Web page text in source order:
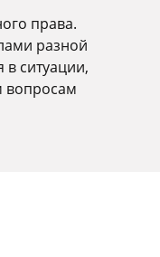
права.
разной
в ситуации,
вопросам